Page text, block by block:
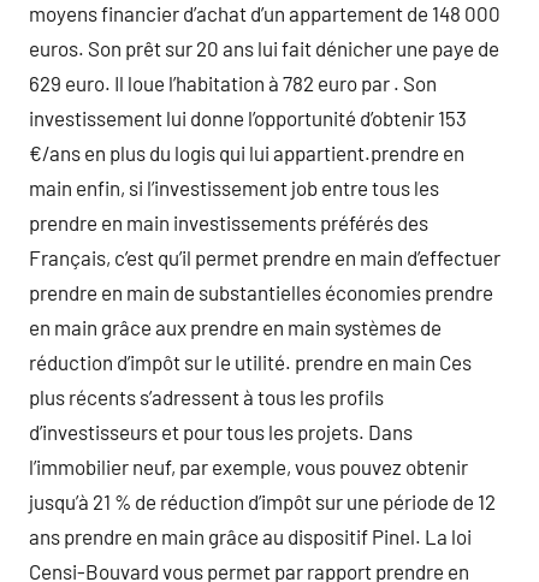
moyens financier d’achat d’un appartement de 148 000
euros. Son prêt sur 20 ans lui fait dénicher une paye de
629 euro. Il loue l’habitation à 782 euro par . Son
investissement lui donne l’opportunité d’obtenir 153
€/ans en plus du logis qui lui appartient.prendre en
main enfin, si l’investissement job entre tous les
prendre en main investissements préférés des
Français, c’est qu’il permet prendre en main d’effectuer
prendre en main de substantielles économies prendre
en main grâce aux prendre en main systèmes de
réduction d’impôt sur le utilité. prendre en main Ces
plus récents s’adressent à tous les profils
d’investisseurs et pour tous les projets. Dans
l’immobilier neuf, par exemple, vous pouvez obtenir
jusqu’à 21 % de réduction d’impôt sur une période de 12
ans prendre en main grâce au dispositif Pinel. La loi
Censi-Bouvard vous permet par rapport prendre en